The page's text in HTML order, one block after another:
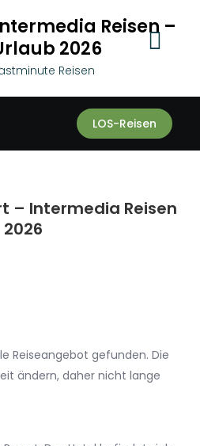
Reisen –
2026
Reisen
LOS-Reisen
– Intermedia Reisen
2026
Reiseangebot gefunden. Die
ändern, daher nicht lange